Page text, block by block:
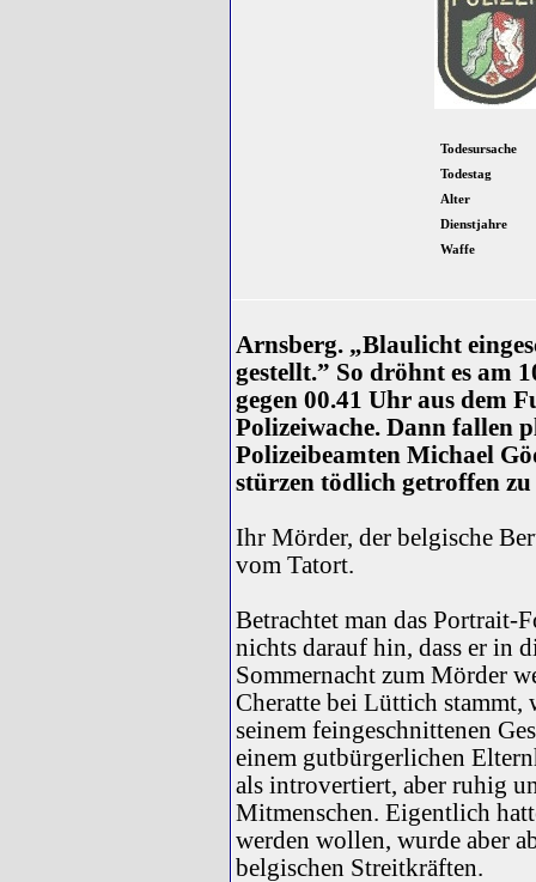
Todesursache
Todestag
Alter
Dienstjahre
Waffe
Arnsberg. „Blaulicht
gestellt.” So dröhnt es am
gegen 00.41 Uhr aus dem
Polizeiwache. Dann fallen
Polizeibeamten Michael
stürzen tödlich getroffen zu
Ihr Mörder, der belgische
vom Tatort.
Betrachtet man das Portrait-
nichts darauf hin, dass er in
Sommernacht zum Mörder
Cheratte bei Lüttich stammt,
seinem feingeschnittenen
einem gutbürgerlichen
als introvertiert, aber ruhig
Mitmenschen. Eigentlich
werden wollen, wurde aber
belgischen Streitkräften.